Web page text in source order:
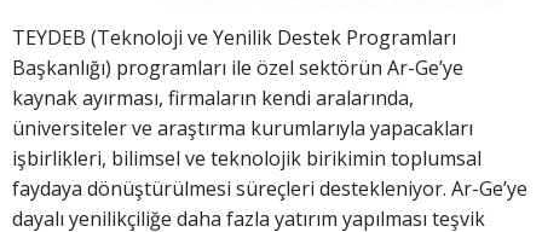
TEYDEB (Teknoloji ve Yenilik Destek Programları
Başkanlığı) programları ile özel sektörün Ar-Ge’ye
kaynak ayırması, firmaların kendi aralarında,
üniversiteler ve araştırma kurumlarıyla yapacakları
işbirlikleri, bilimsel ve teknolojik birikimin toplumsal
faydaya dönüştürülmesi süreçleri destekleniyor. Ar-Ge’ye
dayalı yenilikçiliğe daha fazla yatırım yapılması teşvik